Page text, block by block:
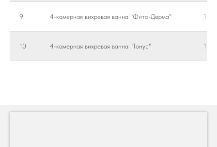
9 4-камерная вихревая ванна "Фито-Дерма" 1
10 4-камерная вихревая ванна "Тонус" 1